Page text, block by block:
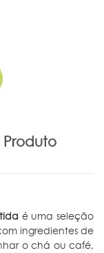
Produto
é uma seleção
ingredientes de
o chá ou café,